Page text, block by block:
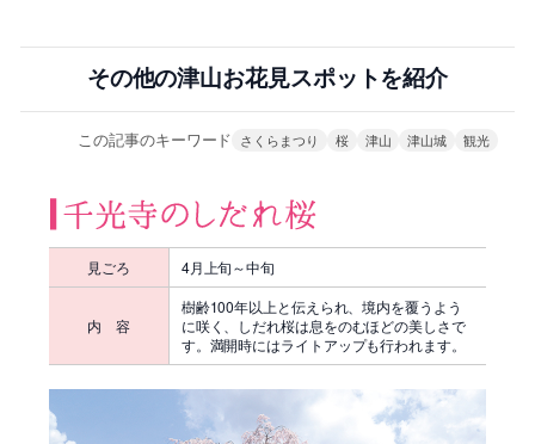
その他の津山お花見スポットを紹介
この記事のキーワード さくらまつり 桜 津山 津山城 観光
見ごろ 4月上旬～中旬
内 容
樹齢100年以上と伝えられ、境内を覆うよう
に咲く、しだれ桜は息をのむほどの美しさで
す。満開時にはライトアップも行われます。